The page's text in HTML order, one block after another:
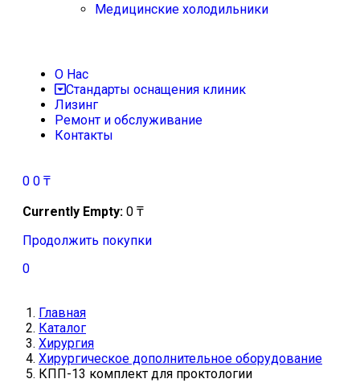
Медицинские холодильники
О Нас
Стандарты оснащения клиник
Лизинг
Ремонт и обслуживание
Контакты
0 0 ₸
Currently Empty: 0 ₸
Продолжить покупки
0
Главная
Каталог
Хирургия
Хирургическое дополнительное оборудование
КПП-13 комплект для проктологии